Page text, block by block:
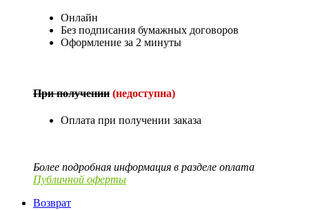
Онлайн
Без подписания бумажных договоров
Оформление за 2 минуты
При получении (недоступна)
Оплата при получении заказа
Более подробная информация в разделе оплата
Публичной оферты
Возврат